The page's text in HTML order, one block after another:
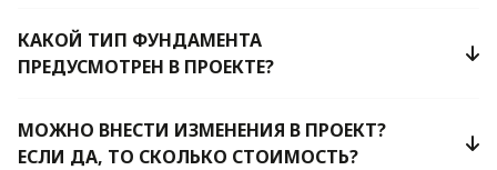
КАКОЙ ТИП ФУНДАМЕНТА
ПРЕДУСМОТРЕН В ПРОЕКТЕ?
МОЖНО ВНЕСТИ ИЗМЕНЕНИЯ В ПРОЕКТ?
ЕСЛИ ДА, ТО СКОЛЬКО СТОИМОСТЬ?